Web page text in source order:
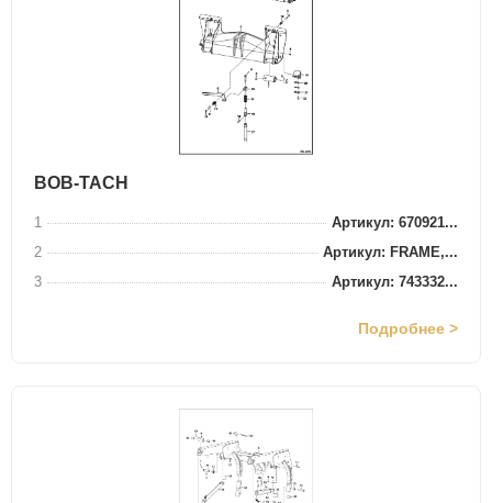
BOB-TACH
1
Артикул: 670921...
2
Артикул: FRAME,...
3
Артикул: 743332...
Подробнее >